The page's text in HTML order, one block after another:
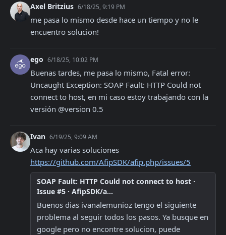
Axel Britzius 6/18/25, 9:19 PM
me pasa lo mismo desde hace un tiempo y no le
encuentro solucion!
ego 6/18/25, 10:02 PM
Buenas tardes, me pasa lo mismo, Fatal error:
Uncaught Exception: SOAP Fault: HTTP Could not
connect to host, en mi caso estoy trabajando con la
versión @version 0.5
Ivan 6/19/25, 9:09 AM
https://github.com/AfipSDK/afip.php/issues/5
SOAP Fault: HTTP Could not connect to host ·
Issue #5 · AfipSDK/a...
Buenos dias ivanalemunioz tengo el siguiente
problema al seguir todos los pasos. Ya busque en
google pero no encontre solucion, puede